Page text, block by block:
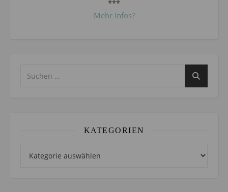
***
Mehr Infos?
KATEGORIEN